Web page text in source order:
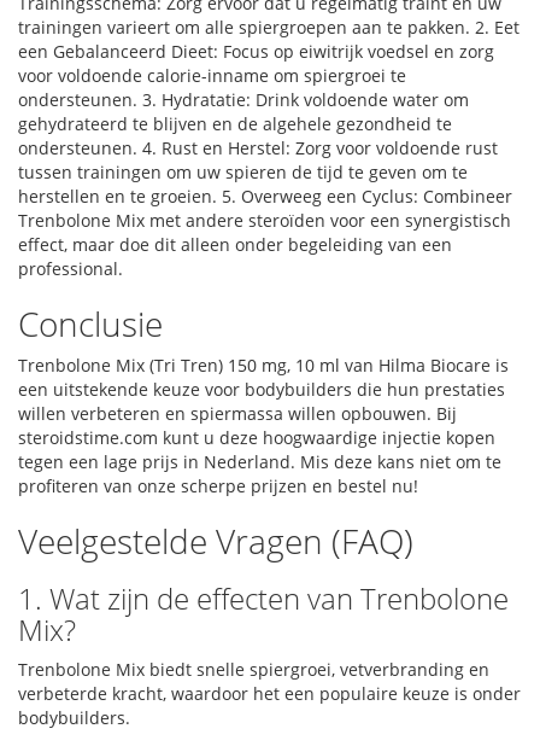
trainingen varieert om alle spiergroepen aan te pakken. 2. Eet
een Gebalanceerd Dieet: Focus op eiwitrijk voedsel en zorg
voor voldoende calorie-inname om spiergroei te
ondersteunen. 3. Hydratatie: Drink voldoende water om
gehydrateerd te blijven en de algehele gezondheid te
ondersteunen. 4. Rust en Herstel: Zorg voor voldoende rust
tussen trainingen om uw spieren de tijd te geven om te
herstellen en te groeien. 5. Overweeg een Cyclus: Combineer
Trenbolone Mix met andere steroïden voor een synergistisch
effect, maar doe dit alleen onder begeleiding van een
professional.
Conclusie
Trenbolone Mix (Tri Tren) 150 mg, 10 ml van Hilma Biocare is
een uitstekende keuze voor bodybuilders die hun prestaties
willen verbeteren en spiermassa willen opbouwen. Bij
steroidstime.com kunt u deze hoogwaardige injectie kopen
tegen een lage prijs in Nederland. Mis deze kans niet om te
profiteren van onze scherpe prijzen en bestel nu!
Veelgestelde Vragen (FAQ)
1. Wat zijn de effecten van Trenbolone
Mix?
Trenbolone Mix biedt snelle spiergroei, vetverbranding en
verbeterde kracht, waardoor het een populaire keuze is onder
bodybuilders.